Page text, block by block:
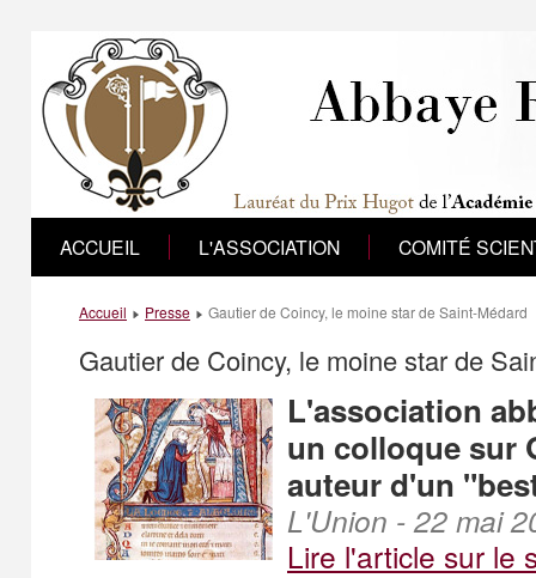
ACCUEIL L'ASSOCIATION COMITÉ
Accueil Presse Gautier de Coincy, le moine star de Saint-Médard
Gautier de Coincy, le moine star de
L'association
un colloque sur
auteur d'un
L'Union - 22 mai
Lire l'article sur le